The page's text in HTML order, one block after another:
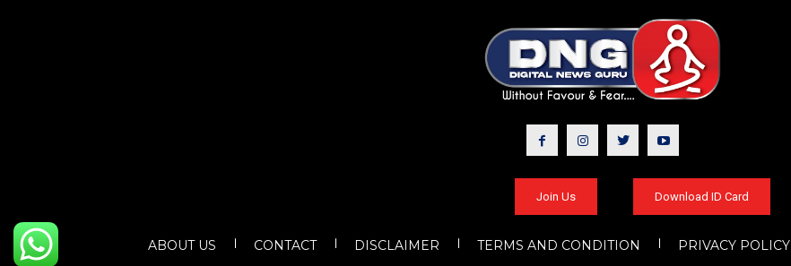
Join Us Download ID Card
ABOUT US CONTACT DISCLAIMER TERMS AND CONDITION PRIVACY POLICY